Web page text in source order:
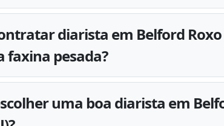
diarista em Belford Roxo
faxina pesada?
uma boa diarista em